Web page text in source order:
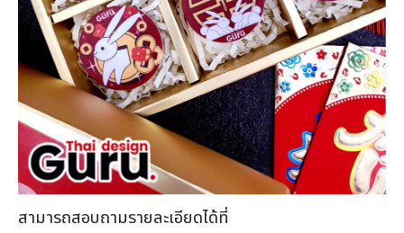
สามารถสอบถามรายละเอียดได้ที่